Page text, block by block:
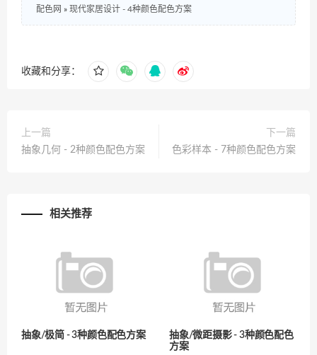
配色网 » 现代家居设计 - 4种颜色配色方案
收藏和分享：
上一篇
抽象几何 - 2种颜色配色方案
下一篇
色彩样本 - 7种颜色配色方案
相关推荐
抽象/极简 - 3种颜色配色方案
抽象/微距摄影 - 3种颜色配色
方案